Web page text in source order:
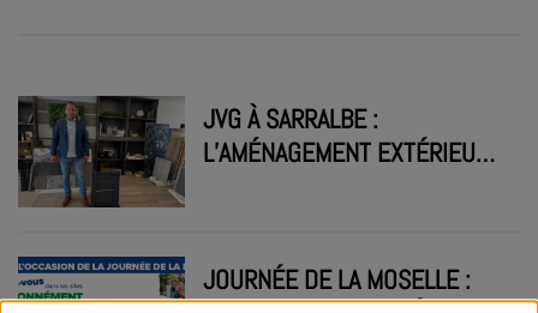
JVG À SARRALBE :
L’AMÉNAGEMENT EXTÉRIEUR
JOURNÉE DE LA MOSELLE :